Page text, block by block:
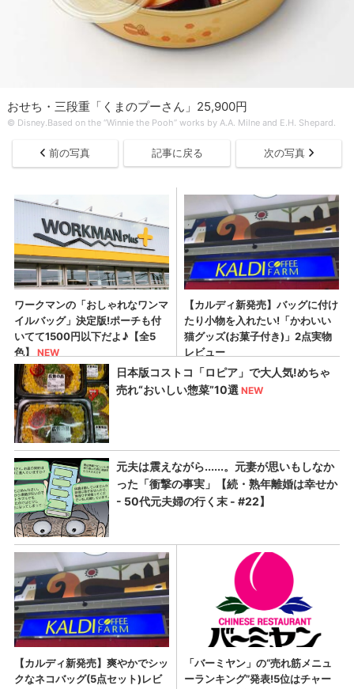
おせち・三段重「くまのプーさん」25,900円
© Disney.Based on the “Winnie the Pooh” works by A.A. Milne and E.H. Shepard.
前の写真 記事に戻る 次の写真